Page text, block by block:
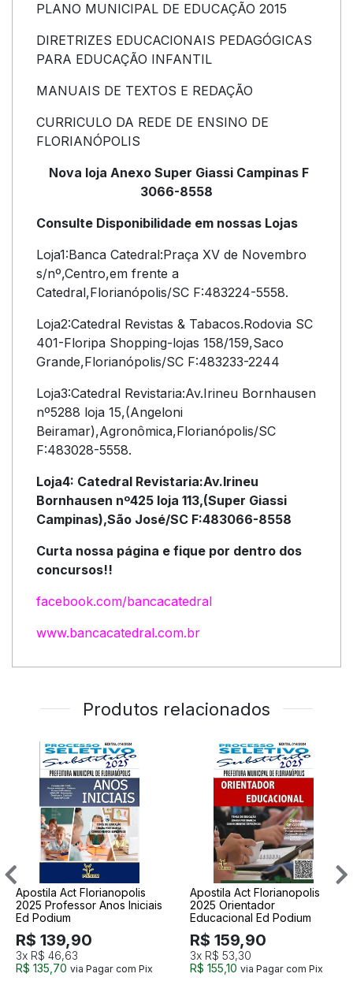
PLANO MUNICIPAL DE EDUCAÇÃO 2015
DIRETRIZES EDUCACIONAIS PEDAGÓGICAS
PARA EDUCAÇÃO INFANTIL
MANUAIS DE TEXTOS E REDAÇÃO
CURRICULO DA REDE DE ENSINO DE
FLORIANÓPOLIS
Nova loja Anexo Super Giassi Campinas F
3066-8558
Consulte Disponibilidade em nossas Lojas
Loja1:Banca Catedral:Praça XV de Novembro
s/nº,Centro,em frente a
Catedral,Florianópolis/SC F:483224-5558.
Loja2:Catedral Revistas & Tabacos.Rodovia SC
401-Floripa Shopping-lojas 158/159,Saco
Grande,Florianópolis/SC F:483233-2244
Loja3:Catedral Revistaria:Av.Irineu Bornhausen
nº5288 loja 15,(Angeloni
Beiramar),Agronômica,Florianópolis/SC
F:483028-5558.
Loja4: Catedral Revistaria:Av.Irineu
Bornhausen nº425 loja 113,(Super Giassi
Campinas),São José/SC F:483066-8558
Curta nossa página e fique por dentro dos
concursos!!
facebook.com/bancacatedral
www.bancacatedral.com.br
Produtos relacionados
Apostila Act Florianopolis
2025 Professor Anos Iniciais
Ed Podium
R$ 139,90
3x R$ 46,63
R$ 135,70 via Pagar com Pix
Apostila Act Florianopolis
2025 Orientador
Educacional Ed Podium
R$ 159,90
3x R$ 53,30
R$ 155,10 via Pagar com Pix